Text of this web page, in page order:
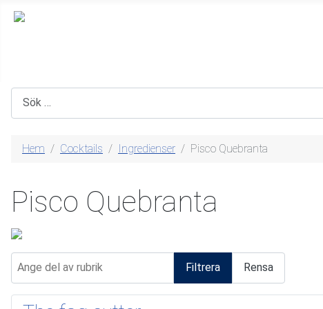
Hem Cocktails Ingredienser Pisco Quebranta
Pisco Quebranta
Filtrera Rensa